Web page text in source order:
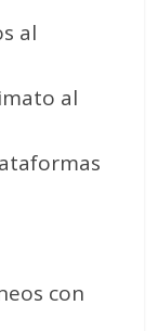
al
al
con